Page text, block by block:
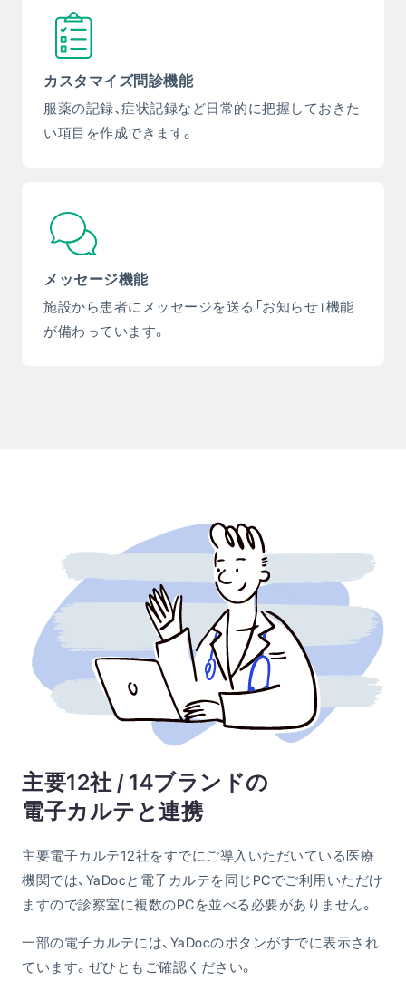
カスタマイズ問診機能
服薬の記録、症状記録など日常的に把握しておきた
い項目を作成できます。
メッセージ機能
施設から患者にメッセージを送る「お知らせ」機能
が備わっています。
主要12社 / 14ブランドの
電子カルテと連携
主要電子カルテ12社をすでにご導入いただいている医療
機関では、YaDocと電子カルテを同じPCでご利用いただけ
ますので診察室に複数のPCを並べる必要がありません。
一部の電子カルテには、YaDocのボタンがすでに表示され
ています。ぜひともご確認ください。